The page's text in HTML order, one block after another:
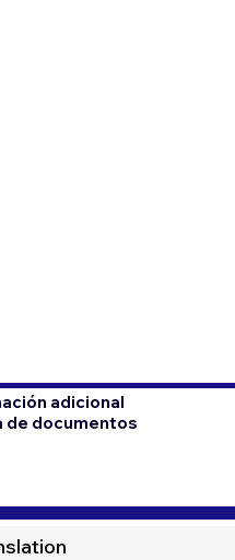
adicional
de documentos